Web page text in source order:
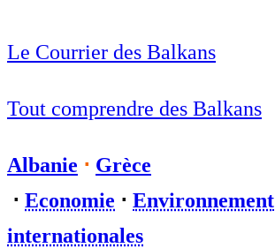
Le Courrier des Balkans
Tout comprendre des Balkans
Albanie ⋅ Grèce
⋅ Economie ⋅ Environnement
internationales